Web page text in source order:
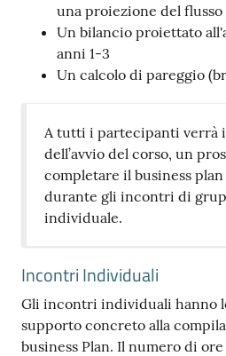
Sala
Stampa
Seguici
una proiezione del
Un bilancio proiettato
anni 1-3
Un calcolo di pareggio
A tutti i partecipanti verrà
dell’avvio del corso, un
completare il business
durante gli incontri di
individuale.
Incontri Individuali
Gli incontri individuali hanno
supporto concreto alla
business Plan. Il numero di